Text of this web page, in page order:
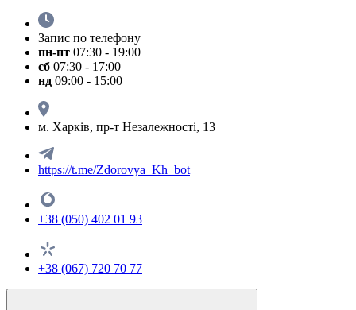
Запис по телефону
пн-пт 07:30 - 19:00
сб 07:30 - 17:00
нд 09:00 - 15:00
м. Харків, пр-т Незалежності, 13
https://t.me/Zdorovya_Kh_bot
+38 (050) 402 01 93
+38 (067) 720 70 77